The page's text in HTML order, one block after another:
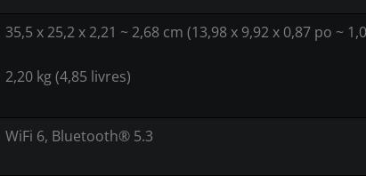
35,5 x 25,2 x 2,21 ~ 2,68 cm (13,98 x 9,92 x 0,87 po ~
2,20 kg (4,85 livres)
WiFi 6, Bluetooth® 5.3